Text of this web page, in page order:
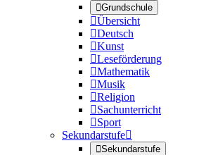
Grundschule
Übersicht
Deutsch
Kunst
Leseförderung
Mathematik
Musik
Religion
Sachunterricht
Sport
Sekundarstufe
Sekundarstufe